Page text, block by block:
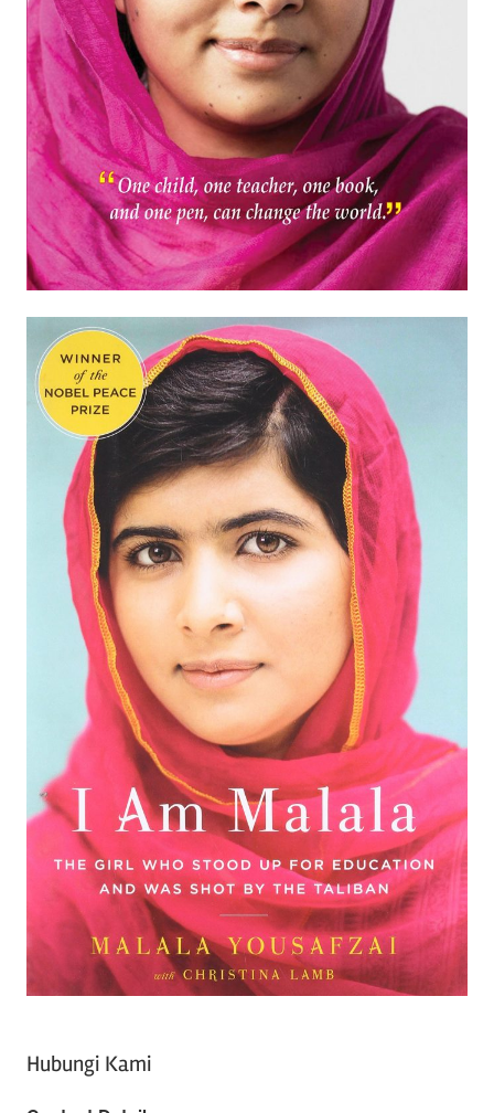
Hubungi Kami